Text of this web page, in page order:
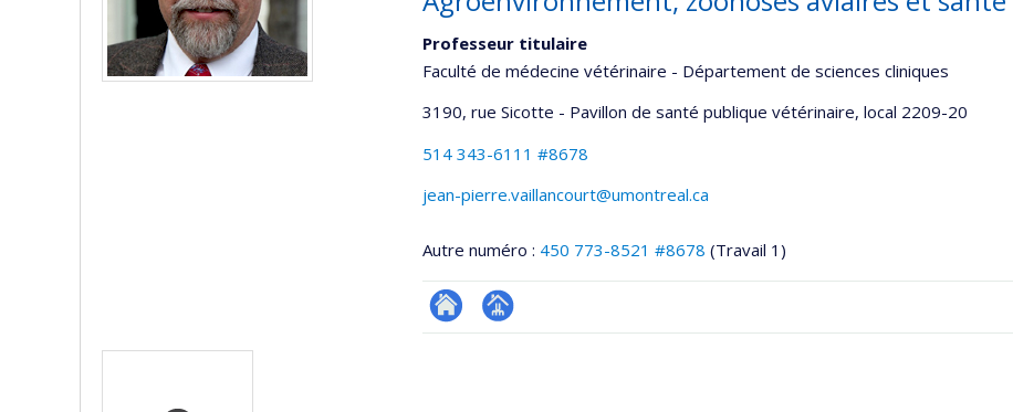
Professeur titulaire
Faculté de médecine vétérinaire - Département de sciences cliniques
3190, rue Sicotte - Pavillon de santé publique vétérinaire, local 2209-20
514 343-6111 #8678
jean-pierre.vaillancourt@umontreal.ca
Autre numéro : 450 773-8521 #8678 (Travail 1)
ResearchGate
Page
Médias